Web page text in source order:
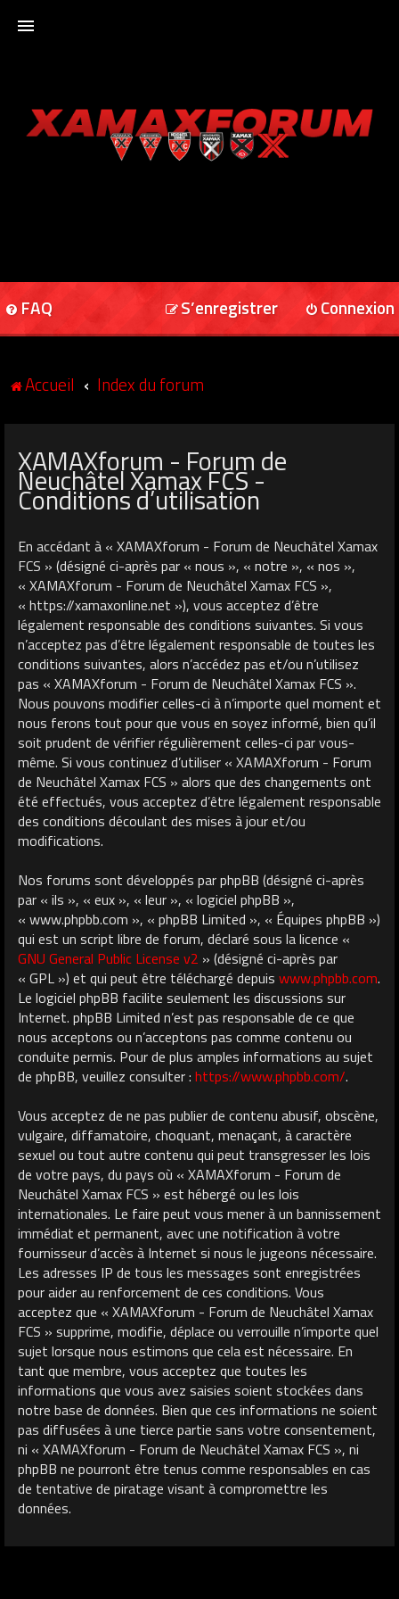
XAMAXFORUM
FAQ Connexion
S’enregistrer
Accueil Index du forum
XAMAXforum - Forum de
Neuchâtel Xamax FCS -
Conditions d’utilisation
En accédant à « XAMAXforum - Forum de Neuchâtel Xamax
FCS » (désigné ci-après par « nous », « notre », « nos »,
« XAMAXforum - Forum de Neuchâtel Xamax FCS »,
« https://xamaxonline.net »), vous acceptez d’être
légalement responsable des conditions suivantes. Si vous
n’acceptez pas d’être légalement responsable de toutes les
conditions suivantes, alors n’accédez pas et/ou n’utilisez
pas « XAMAXforum - Forum de Neuchâtel Xamax FCS ».
Nous pouvons modifier celles-ci à n’importe quel moment et
nous ferons tout pour que vous en soyez informé, bien qu’il
soit prudent de vérifier régulièrement celles-ci par vous-
même. Si vous continuez d’utiliser « XAMAXforum - Forum
de Neuchâtel Xamax FCS » alors que des changements ont
été effectués, vous acceptez d’être légalement responsable
des conditions découlant des mises à jour et/ou
modifications.
Nos forums sont développés par phpBB (désigné ci-après
par « ils », « eux », « leur », « logiciel phpBB »,
« www.phpbb.com », « phpBB Limited », « Équipes phpBB »)
qui est un script libre de forum, déclaré sous la licence «
GNU General Public License v2 » (désigné ci-après par
« GPL ») et qui peut être téléchargé depuis www.phpbb.com.
Le logiciel phpBB facilite seulement les discussions sur
Internet. phpBB Limited n’est pas responsable de ce que
nous acceptons ou n’acceptons pas comme contenu ou
conduite permis. Pour de plus amples informations au sujet
de phpBB, veuillez consulter : https://www.phpbb.com/.
Vous acceptez de ne pas publier de contenu abusif, obscène,
vulgaire, diffamatoire, choquant, menaçant, à caractère
sexuel ou tout autre contenu qui peut transgresser les lois
de votre pays, du pays où « XAMAXforum - Forum de
Neuchâtel Xamax FCS » est hébergé ou les lois
internationales. Le faire peut vous mener à un bannissement
immédiat et permanent, avec une notification à votre
fournisseur d’accès à Internet si nous le jugeons nécessaire.
Les adresses IP de tous les messages sont enregistrées
pour aider au renforcement de ces conditions. Vous
acceptez que « XAMAXforum - Forum de Neuchâtel Xamax
FCS » supprime, modifie, déplace ou verrouille n’importe quel
sujet lorsque nous estimons que cela est nécessaire. En
tant que membre, vous acceptez que toutes les
informations que vous avez saisies soient stockées dans
notre base de données. Bien que ces informations ne soient
pas diffusées à une tierce partie sans votre consentement,
ni « XAMAXforum - Forum de Neuchâtel Xamax FCS », ni
phpBB ne pourront être tenus comme responsables en cas
de tentative de piratage visant à compromettre les
données.